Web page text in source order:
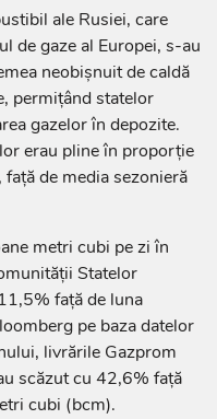
ale Rusiei, care
de gaze al Europei, s-au
neobişnuit de caldă
permiţând statelor
gazelor în depozite.
erau pline în proporţie
de media sezonieră
metri cubi pe zi în
Statelor
faţă de luna
pe baza datelor
livrările Gazprom
scăzut cu 42,6% faţă
cubi (bcm).